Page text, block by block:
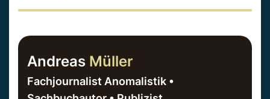
Andreas Müller
Fachjournalist Anomalistik •